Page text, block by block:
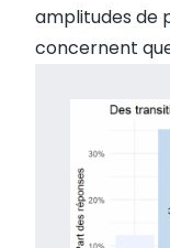
amplitudes de
concernent